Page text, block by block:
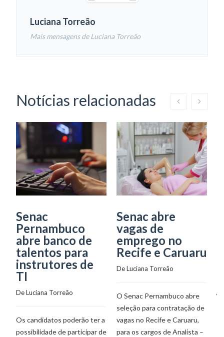
Luciana Torreão
Mais mensagens de Luciana Torreão
Notícias relacionadas
Senac
Pernambuco
abre banco de
talentos para
instrutores de
TI
De Luciana Torreão
Os candidatos poderão ter a
possibilidade de participar de
Senac abre
vagas de
emprego no
Recife e Caruaru
De Luciana Torreão
O Senac Pernambuco abre
seleção para contratação de
vagas no Recife e Caruaru,
para os cargos de Analista –